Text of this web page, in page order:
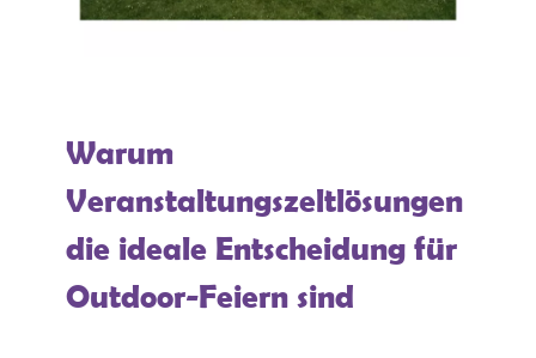
Warum
Veranstaltungszeltlösungen
die ideale Entscheidung für
Outdoor-Feiern sind